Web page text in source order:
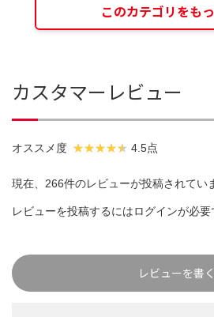
このカテゴリをも
カスタマーレビュー
オススメ度 4.5点
現在、266件のレビューが投稿されてい
レビューを投稿するにはログインが必要
レビューを書く